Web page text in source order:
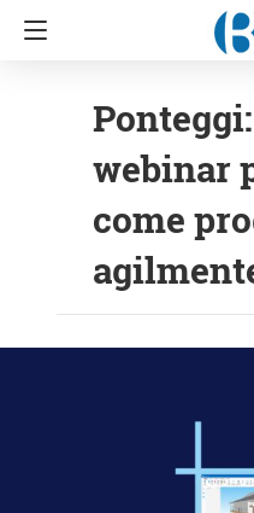
webinar
come